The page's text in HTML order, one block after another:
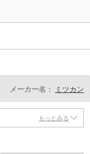
メーカー名： ミツカン
もっとみる